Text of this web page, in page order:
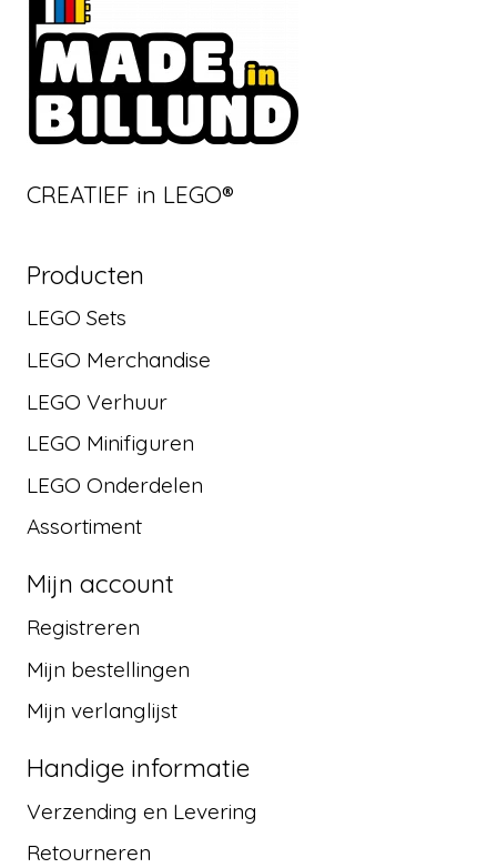
CREATIEF in LEGO®
Producten
LEGO Sets
LEGO Merchandise
LEGO Verhuur
LEGO Minifiguren
LEGO Onderdelen
Assortiment
Mijn account
Registreren
Mijn bestellingen
Mijn verlanglijst
Handige informatie
Verzending en Levering
Retourneren